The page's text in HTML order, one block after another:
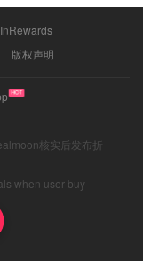
InRewards
版权声明
核实后发布折
when user buy